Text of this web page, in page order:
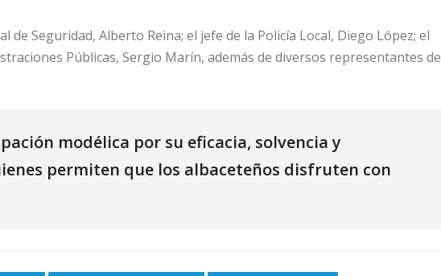
de Seguridad, Alberto Reina; el jefe de la Policía Local, Diego López; el
Públicas, Sergio Marín, además de diversos representantes de
modélica por su eficacia, solvencia y
permiten que los albaceteños disfruten con